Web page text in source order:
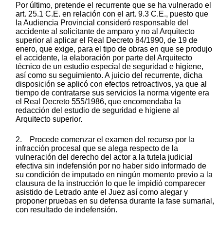
Por último, pretende el recurrente que se ha vulnerado el
art. 25.1 C.E. en relación con el art. 9.3 C.E., puesto que
la Audiencia Provincial consideró responsable del
accidente al solicitante de amparo y no al Arquitecto
superior al aplicar el Real Decreto 84/1990, de 19 de
enero, que exige, para el tipo de obras en que se produjo
el accidente, la elaboración por parte del Arquitecto
técnico de un estudio especial de seguridad e higiene,
así como su seguimiento. A juicio del recurrente, dicha
disposición se aplicó con efectos retroactivos, ya que al
tiempo de contratarse sus servicios la norma vigente era
el Real Decreto 555/1986, que encomendaba la
redacción del estudio de seguridad e higiene al
Arquitecto superior.
2. Procede comenzar el examen del recurso por la
infracción procesal que se alega respecto de la
vulneración del derecho del actor a la tutela judicial
efectiva sin indefensión por no haber sido informado de
su condición de imputado en ningún momento previo a la
clausura de la instrucción lo que le impidió comparecer
asistido de Letrado ante el Juez así como alegar y
proponer pruebas en su defensa durante la fase sumarial,
con resultado de indefensión.